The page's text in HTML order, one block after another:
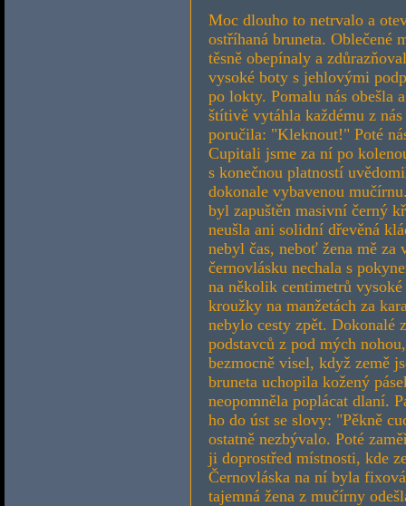
Moc dlouho to netrvalo a
ostříhaná bruneta. Oblečené
těsně obepínaly a
vysoké boty s jehlovými
po lokty. Pomalu nás obešla
štítivě vytáhla každému z
poručila: "Kleknout!" Poté
Cupitali jsme za ní po
s konečnou platností
dokonale vybavenou
byl zapuštěn masivní černý
neušla ani solidní dřevěná
nebyl čas, neboť žena mě
černovlásku nechala s
na několik centimetrů
kroužky na manžetách za
nebylo cesty zpět. Dokonalé
podstavců z pod mých
bezmocně visel, když země
bruneta uchopila kožený
neopomněla poplácat dlaní.
ho do úst se slovy: "Pěkně
ostatně nezbývalo. Poté
ji doprostřed místnosti, kde
Černovláska na ní byla
tajemná žena z mučírny